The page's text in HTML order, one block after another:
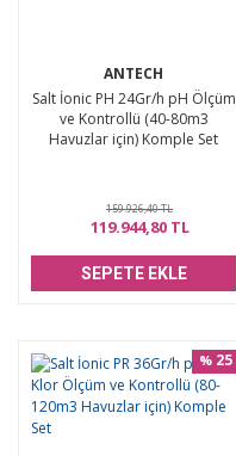
ANTECH
Salt İonic PH 24Gr/h pH Ölçüm
ve Kontrollü (40-80m3
Havuzlar için) Komple Set
159.926,40 TL
119.944,80 TL
SEPETE EKLE
% 25